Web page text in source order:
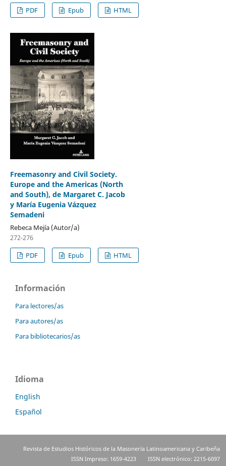
PDF
Epub HTML
Freemasonry and Civil Society.
Europe and the Americas (North
and South), de Margaret C. Jacob
y María Eugenia Vázquez
Semadeni
Rebeca Mejía (Autor/a)
272-276
PDF
Epub HTML
Información
Para lectores/as
Para autores/as
Para bibliotecarios/as
Idioma
English
Español
Revista de Estudios Históricos de la Masonería Latinoamericana y Caribeña
ISSN Impreso: 1659-4223
ISSN electrónico: 2215-6097